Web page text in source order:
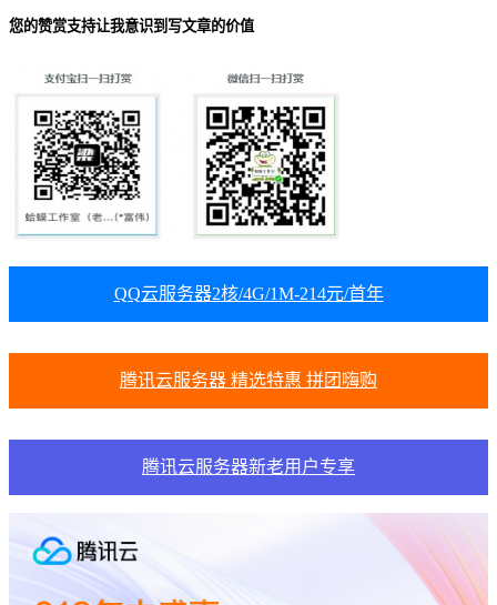
您的赞赏支持让我意识到写文章的价值
QQ云服务器2核/4G/1M-214元/首年
腾讯云服务器 精选特惠 拼团嗨购
腾讯云服务器新老用户专享